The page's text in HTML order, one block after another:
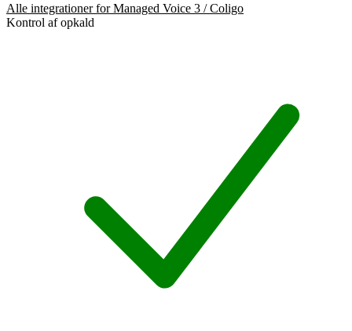
Alle integrationer for Managed Voice 3 / Coligo
Kontrol af opkald